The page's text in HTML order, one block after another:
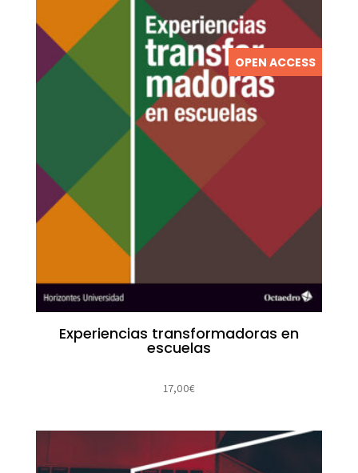
OPEN ACCESS
Experiencias transformadoras en
escuelas
17,00€